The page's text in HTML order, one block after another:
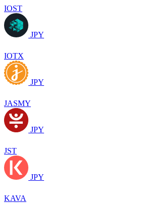
IOST
JPY
IOTX
JPY
JASMY
JPY
JST
JPY
KAVA